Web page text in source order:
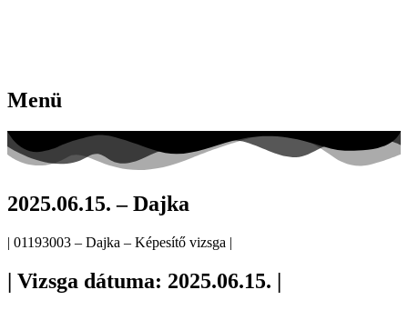
Menü
2025.06.15. – Dajka
| 01193003 – Dajka – Képesítő vizsga |
| Vizsga dátuma: 2025.06.15. |